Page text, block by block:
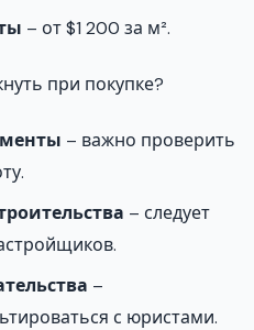
– от $1 200 за м².
при покупке?
– важно проверить
– следует
–
с юристами.